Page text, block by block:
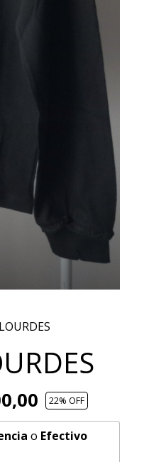
22% OFF
o Efectivo